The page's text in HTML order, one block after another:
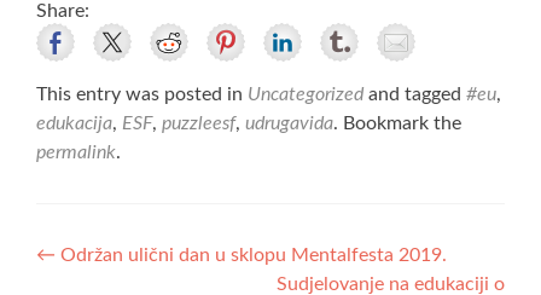
Share:
This entry was posted in Uncategorized and tagged #eu,
edukacija, ESF, puzzleesf, udrugavida. Bookmark the
permalink.
Post
← Održan ulični dan u sklopu Mentalfesta 2019.
Sudjelovanje na edukaciji o